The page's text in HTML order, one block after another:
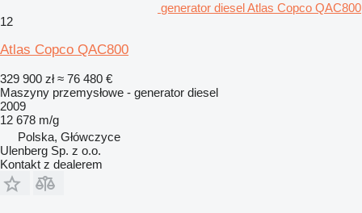
generator diesel Atlas Copco QAC800
12
Atlas Copco QAC800
329 900 zł ≈ 76 480 €
Maszyny przemysłowe - generator diesel
2009
12 678 m/g
Polska, Główczyce
Ulenberg Sp. z o.o.
Kontakt z dealerem